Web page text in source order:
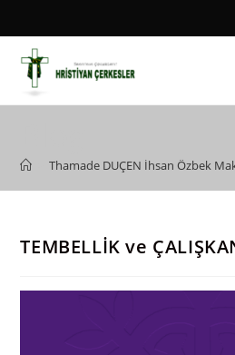
to
content
Thamade DUÇEN İhsan Özbek
TEMBELLİK ve